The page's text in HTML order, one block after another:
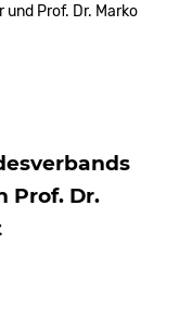
Prof. Dr. Marko
Prof. Dr.